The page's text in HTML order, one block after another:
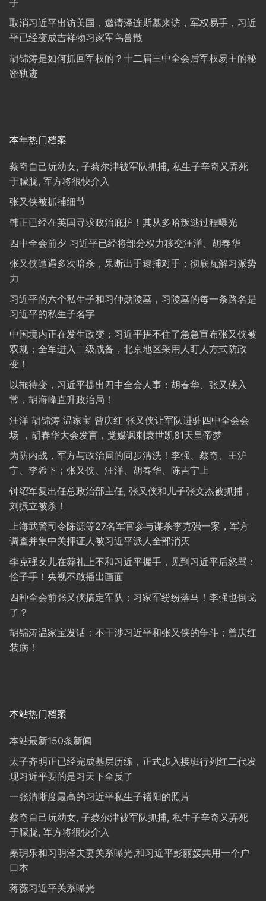
取消习近平出访美国，邀请泽连斯基来访，军权易手，习近
平已经变成吉祥物习家军鸟兽散
胡锦涛是如何抓回军权的？十二届三中全会后军权易主的秘
密轨迹
本年热门档案
蔡奇自己玩幼女, 子蔡尔津被军队抓捕, 私生子辛奇又弄死
于朦胧, 军方将很快介入
张又侠被抓捕细节
韩正已经在英国寻求政治庇护！其从多哈叛逃过程曝光
四中全会前夕 习近平已经将部分权力移交汪洋、胡春华
张又侠遭遇多次暗杀，果断出手逮捕对手；彻底瓦解习派势
力
习近平的六个私生子和习仲勋陵墓，习陵墓的每一条路名是
习近平的私生子名字
中国境内正在发生政变；习近平捂不住了急急宣布张又侠被
双规；全军进入二级战备，北京地区采用人盯人方式防政
变！
以拖待变，习近平提出四中全会人事：胡春华、张又侠入
常，胡海峰直升政治局！
汪洋 胡锦涛 温家宝 曾庆红 张又侠让军队进驻四中全会会
场 ，胡春华大会发言，党媒讽刺袁世凯81天皇帝梦
为防内战，军方与政治局的同步清洗！李强、蔡奇、王沪
宁、李希下；张又侠、汪洋、胡春华、陈吉宁上
钟绍军复出任总政治部主任, 张又侠和儿子张文杰被抓捕，
刘振立被杀！
上海武警司令陈源等27名军官参与谋杀李克强一案，军方
调查并集中关押证人被习近平派人全部消灭
李克强女儿在葬礼上不和习近平握手，见到习近平后怒骂：
侩子手！央视不敢播出画面
四种全会前张又侠搞定军队；习家军纷纷落马！李强也倒戈
了？
胡锦涛温家宝发话：不干涉习近平和张又侠的争斗；曾庆红
装病！
本站热门档案
本站最新150条新闻
太子齐明正已经完成基层历练，正式步入接班行列红二代发
现习近平要的是习天下全反了
一张清晰度最高的习近平私生子褚阳的照片
蔡奇自己玩幼女, 子蔡尔津被军队抓捕, 私生子辛奇又弄死
于朦胧, 军方将很快介入
秦玥乐和习明泽夫妻关系曝光,和习近平彭丽媛共用一个户
口本
蒋薇习近平关系曝光